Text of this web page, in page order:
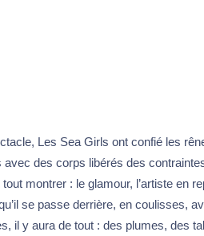
Les Sea Girls ont confié les
des corps libérés des
montrer : le glamour, l’artiste en
se passe derrière, en coulisses,
il y aura de tout : des plumes, des